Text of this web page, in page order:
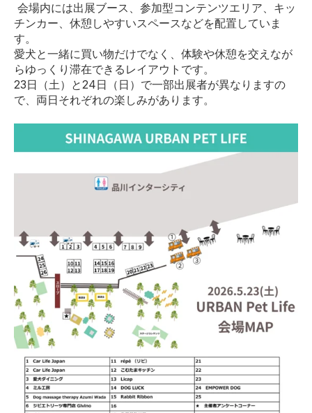
会場内には出展ブース、参加型コンテンツエリア、キッ
チンカー、休憩しやすいスペースなどを配置していま
す。
愛犬と一緒に買い物だけでなく、体験や休憩を交えなが
らゆっくり滞在できるレイアウトです。
23日（土）と24日（日）で一部出展者が異なりますの
で、両日それぞれの楽しみがあります。